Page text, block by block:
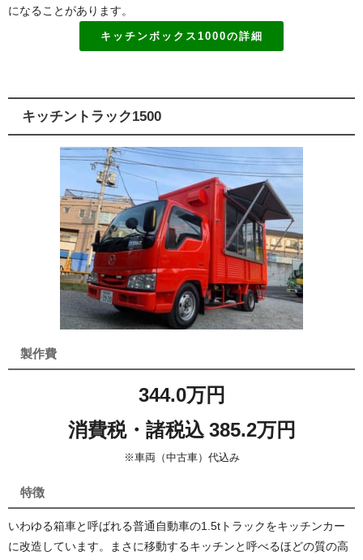
になることがあります。
キッチンボックス1000の詳細
キッチントラック1500
製作費
344.0万円
消費税・諸税込 385.2万円
※車両（中古車）代込み
特徴
いわゆる箱車と呼ばれる普通自動車の1.5tトラックをキッチンカー
に改造しています。まさに移動するキッチンと呼べるほどの質の高